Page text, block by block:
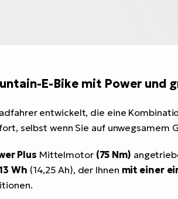
E-Bike mit Power und
entwickelt, die eine
selbst wenn Sie auf unwegsamem
Plus Mittelmotor (75 Nm)
Wh (14,25 Ah), der Ihnen mit einer